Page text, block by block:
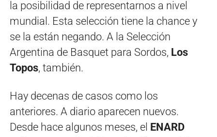
la posibilidad de representarnos a nivel
mundial. Esta selección tiene la chance y
se la están negando. A la Selección
Argentina de Basquet para Sordos, Los
Topos, también.
Hay decenas de casos como los
anteriores. A diario aparecen nuevos.
Desde hace algunos meses, el ENARD